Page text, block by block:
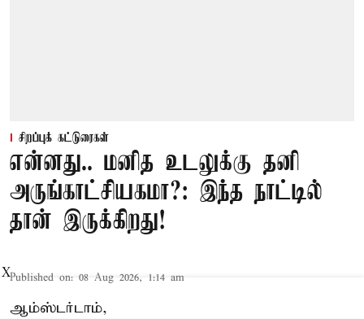
சிறப்புக் கட்டுரைகள்
என்னது.. மனித உடலுக்கு தனி
அருங்காட்சியகமா?: இந்த நாட்டில்
தான் இருக்கிறது!
Published on: 08 Aug 2026, 1:14 am
ஆம்ஸ்டர்டாம்,
X